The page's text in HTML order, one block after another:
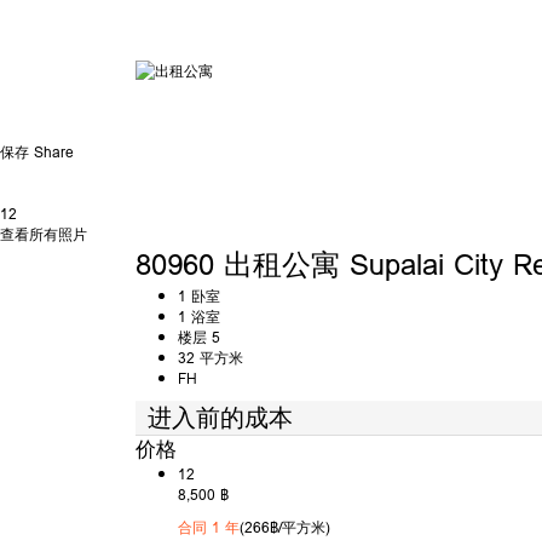
保存 Share
12
查看所有照片
80960 出租公寓 Supalai City
1 卧室
1 浴室
楼层 5
32 平方米
FH
进入前的成本
价格
12
8,500 ฿
合同 1 年(266฿/平方米)